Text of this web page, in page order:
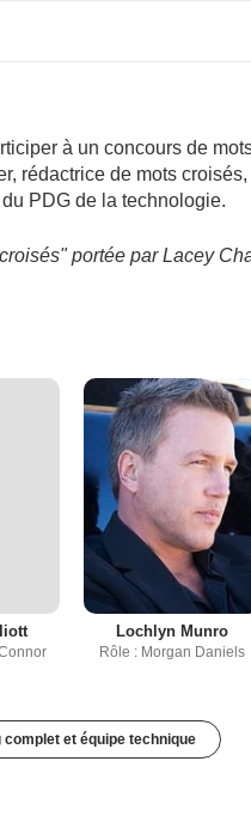
à un concours de
rédactrice de mots
PDG de la technologie.
portée par Lacey
Lochlyn Munro
Rôle : Morgan Daniels
complet et équipe technique